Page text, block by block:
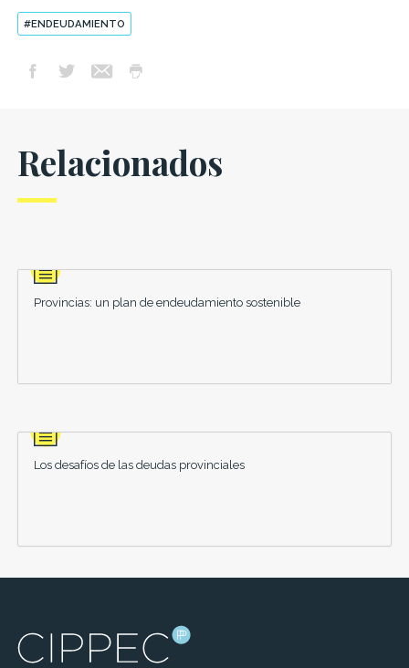
#ENDEUDAMIENTO
Relacionados
Provincias: un plan de endeudamiento sostenible
Los desafíos de las deudas provinciales